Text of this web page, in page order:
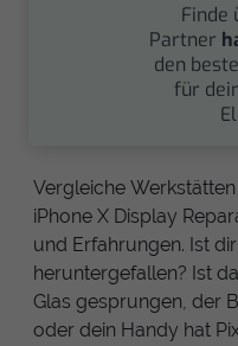
Finde
Partner
den
für
Vergleiche
iPhone X Display
und Erfahrungen. Ist
heruntergefallen? Ist
Glas gesprungen, der
oder dein Handy hat